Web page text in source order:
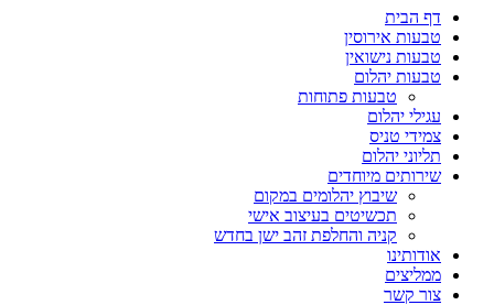
דף הבית
טבעות אירוסין
טבעות נישואין
טבעות יהלום
טבעות פתוחות
עגילי יהלום
צמידי טניס
תליוני יהלום
שירותים מיוחדים
שיבוץ יהלומים במקום
תכשיטים בעיצוב אישי
קניה והחלפת זהב ישן בחדש
אודותינו
ממליצים
צור קשר